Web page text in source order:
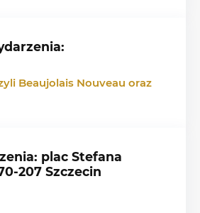
Beaujolais Nouveau oraz
plac Stefana
207 Szczecin